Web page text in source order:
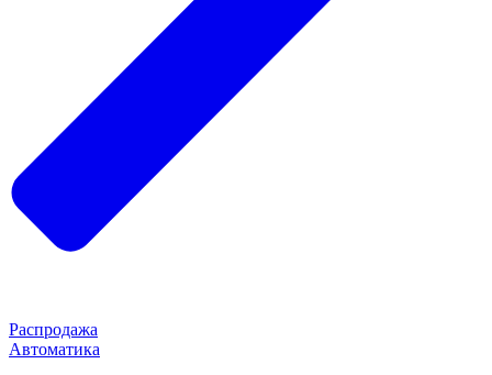
Распродажа
Автоматика